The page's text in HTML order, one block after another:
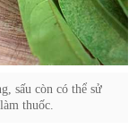
sấu còn có thể sử
thuốc.